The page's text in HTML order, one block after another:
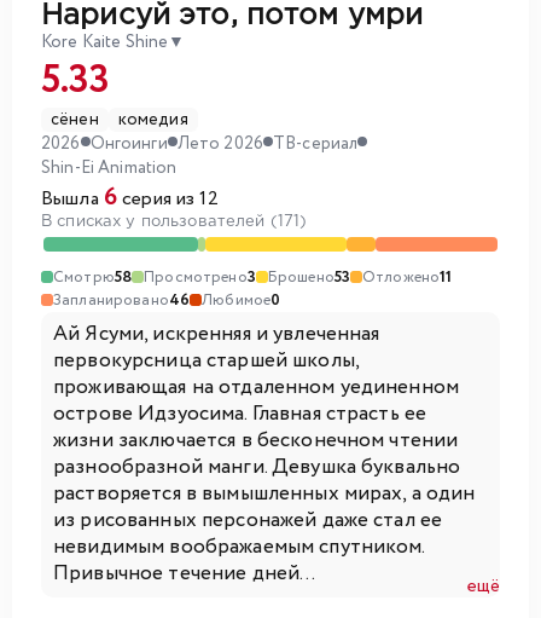
Нарисуй это, потом умри
Kore Kaite Shine ▼
5.33
сёнен
комедия
2026 Онгоинги Лето 2026 ТВ-сериал
Shin-Ei Animation
Вышла 6серия из 12
В списках у пользователей (171)
Смотрю58 Просмотрено3 Брошено53 Отложено11
Запланировано46 Любимое0
Ай Ясуми, искренняя и увлеченная
первокурсница старшей школы,
проживающая на отдаленном уединенном
острове Идзуосима. Главная страсть ее
жизни заключается в бесконечном чтении
разнообразной манги. Девушка буквально
растворяется в вымышленных мирах, а один
из рисованных персонажей даже стал ее
невидимым воображаемым спутником.
Привычное течение дней...
ещё